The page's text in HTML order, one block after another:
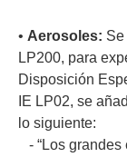
• Aerosoles:
LP200, para
Disposición
IE LP02, se
lo siguiente:
- “Los grandes